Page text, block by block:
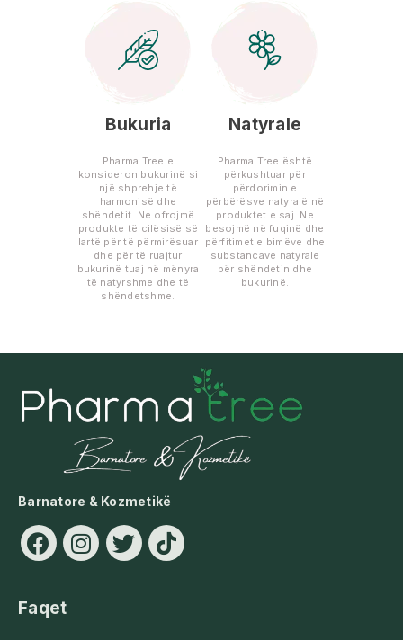
Bukuria
Pharma Tree e
konsideron bukurinë si
një shprehje të
harmonisë dhe
shëndetit. Ne ofrojmë
produkte të cilësisë së
lartë për të përmirësuar
dhe për të ruajtur
bukurinë tuaj në mënyra
të natyrshme dhe të
shëndetshme.
Natyrale
Pharma Tree është
përkushtuar për
përdorimin e
përbërësve natyralë në
produktet e saj. Ne
besojmë në fuqinë dhe
përfitimet e bimëve dhe
substancave natyrale
për shëndetin dhe
bukurinë.
Barnatore & Kozmetikë
Faqet